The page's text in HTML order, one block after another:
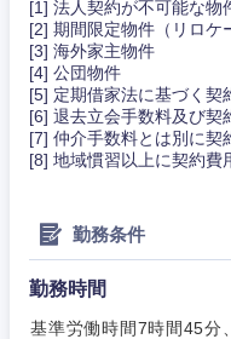
[1] 法人契約が不可能な
[2] 期間限定物件（リロケ
[3] 海外家主物件
[4] 公団物件
[5] 定期借家法に基づく契
[6] 退去立会手数料及び契
[7] 仲介手数料とは別に
[8] 地域慣習以上に契約費
勤務条件
勤務時間
基準労働時間7時間45分